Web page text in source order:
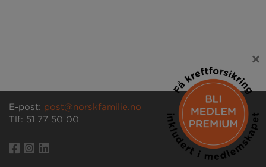
E-post: post@norskfamilie.no
Tlf: 51 77 50 00
×